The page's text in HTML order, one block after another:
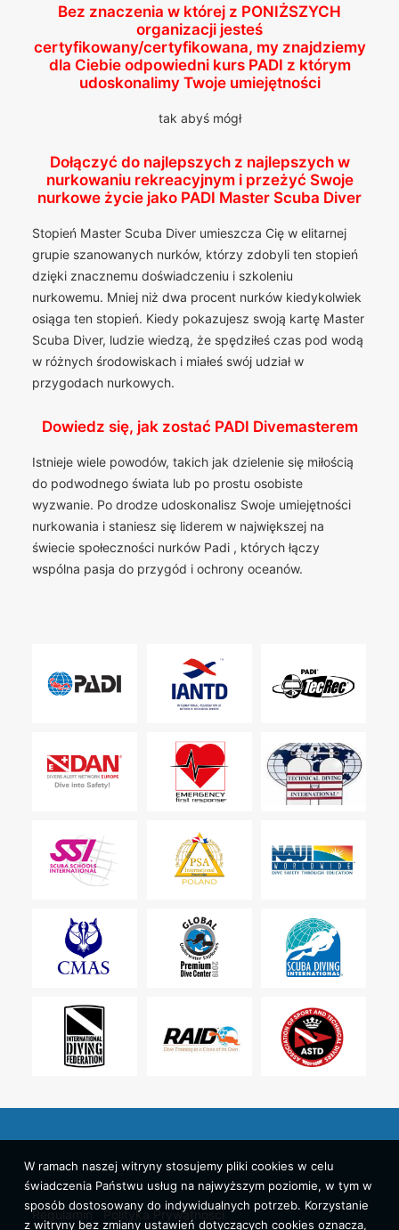
Bez znaczenia w której z PONIŻSZYCH
organizacji jesteś
certyfikowany/certyfikowana, my znajdziemy
dla Ciebie odpowiedni kurs PADI z którym
udoskonalimy Twoje umiejętności
tak abyś mógł
Dołączyć do najlepszych z najlepszych w
nurkowaniu rekreacyjnym i przeżyć Swoje
nurkowe życie jako PADI Master Scuba Diver
Stopień Master Scuba Diver umieszcza Cię w elitarnej
grupie szanowanych nurków, którzy zdobyli ten stopień
dzięki znacznemu doświadczeniu i szkoleniu
nurkowemu. Mniej niż dwa procent nurków kiedykolwiek
osiąga ten stopień. Kiedy pokazujesz swoją kartę Master
Scuba Diver, ludzie wiedzą, że spędziłeś czas pod wodą
w różnych środowiskach i miałeś swój udział w
przygodach nurkowych.
Dowiedz się, jak zostać PADI Divemasterem
Istnieje wiele powodów, takich jak dzielenie się miłością
do podwodnego świata lub po prostu osobiste
wyzwanie. Po drodze udoskonalisz Swoje umiejętności
nurkowania i staniesz się liderem w największej na
świecie społeczności nurków Padi , których łączy
wspólna pasja do przygód i ochrony oceanów.
Regulamin Polityka Prywatności
W ramach naszej witryny stosujemy pliki cookies w celu
świadczenia Państwu usług na najwyższym poziomie, w tym w
sposób dostosowany do indywidualnych potrzeb. Korzystanie
z witryny bez zmiany ustawień dotyczących cookies oznacza,